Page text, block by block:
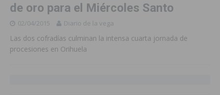
de oro para el Miércoles Santo
02/04/2015 Diario de la vega
Las dos cofradías culminan la intensa cuarta jornada de
procesiones en Orihuela